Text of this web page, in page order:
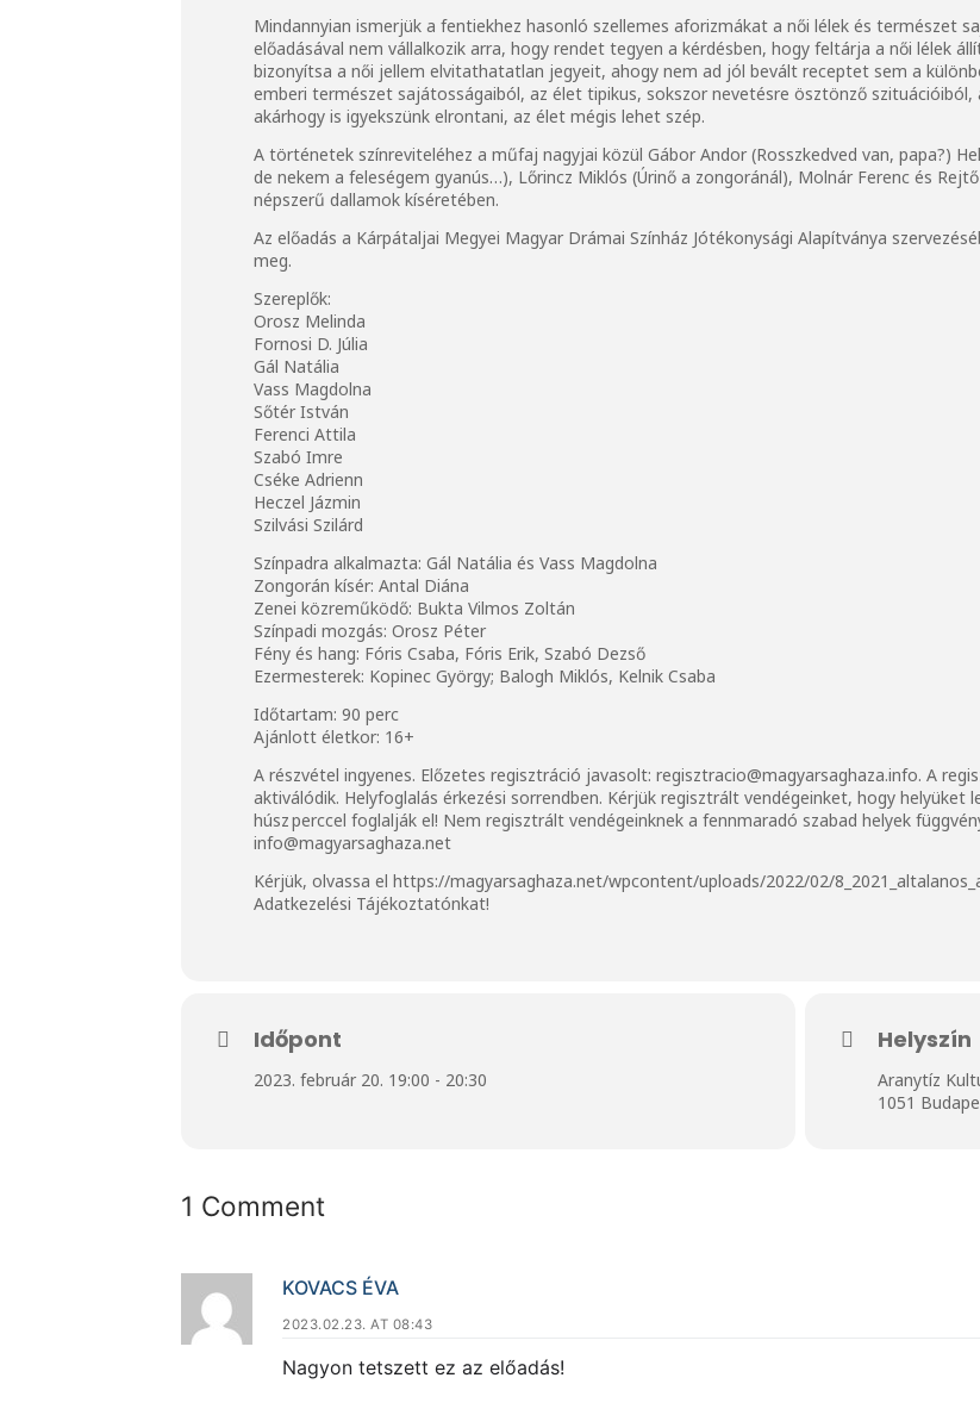
Mindannyian ismerjük a fentiekhez hasonló szellemes aforizmákat a női lélek és természet
előadásával nem vállalkozik arra, hogy rendet tegyen a kérdésben, hogy feltárja a női lélek
bizonyítsa a női jellem elvitathatatlan jegyeit, ahogy nem ad jól bevált receptet sem a
emberi természet sajátosságaiból, az élet tipikus, sokszor nevetésre ösztönző
akárhogy is igyekszünk elrontani, az élet mégis lehet szép.
A történetek színreviteléhez a műfaj nagyjai közül Gábor Andor (Rosszkedved van, papa?)
de nekem a feleségem gyanús…), Lőrincz Miklós (Úrinő a zongoránál), Molnár Ferenc és
népszerű dallamok kíséretében.
Az előadás a Kárpátaljai Megyei Magyar Drámai Színház Jótékonysági Alapítványa
meg.
Szereplők:
Orosz Melinda
Fornosi D. Júlia
Gál Natália
Vass Magdolna
Sőtér István
Ferenci Attila
Szabó Imre
Cséke Adrienn
Heczel Jázmin
Szilvási Szilárd
Színpadra alkalmazta: Gál Natália és Vass Magdolna
Zongorán kísér: Antal Diána
Zenei közreműködő: Bukta Vilmos Zoltán
Színpadi mozgás: Orosz Péter
Fény és hang: Fóris Csaba, Fóris Erik, Szabó Dezső
Ezermesterek: Kopinec György; Balogh Miklós, Kelnik Csaba
Időtartam: 90 perc
Ajánlott életkor: 16+
A részvétel ingyenes. Előzetes regisztráció javasolt: regisztracio@magyarsaghaza.info. A
aktiválódik. Helyfoglalás érkezési sorrendben. Kérjük regisztrált vendégeinket, hogy
húsz perccel foglalják el! Nem regisztrált vendégeinknek a fennmaradó szabad helyek
info@magyarsaghaza.net
Kérjük, olvassa el https://magyarsaghaza.net/wpcontent/uploads/2022/02/
Adatkezelési Tájékoztatónkat!
Időpont
2023. február 20. 19:00 - 20:30
Helyszín
Aranytíz
1051
1 Comment
KOVACS ÉVA
2023.02.23. AT 08:43
Nagyon tetszett ez az előadás!